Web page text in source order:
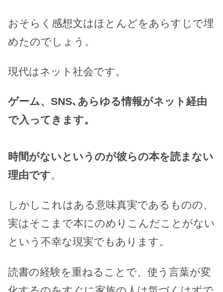
おそらく感想文はほとんどをあらすじで埋
めたのでしょう。
現代はネット社会です。
ゲーム、SNS､あらゆる情報がネット経由
で入ってきます。
時間がないというのが彼らの本を読まない
理由です。
しかしこれはある意味真実であるものの、
実はそこまで本にのめりこんだことがない
という不幸な現実でもあります。
読書の経験を重ねることで、使う言葉が変